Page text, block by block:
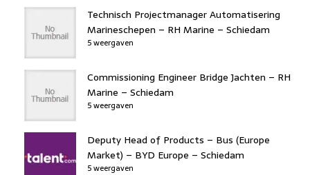
Technisch Projectmanager Automatisering
Marineschepen – RH Marine – Schiedam
5 weergaven
Commissioning Engineer Bridge Jachten – RH
Marine – Schiedam
5 weergaven
Deputy Head of Products – Bus (Europe
Market) – BYD Europe – Schiedam
5 weergaven